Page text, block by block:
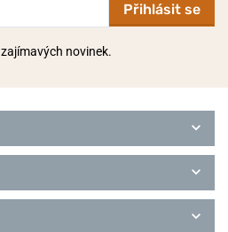
Přihlásit se
zajímavých novinek.